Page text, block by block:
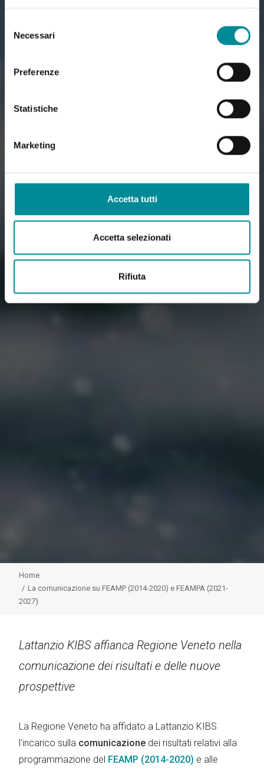
delNecessari
Preferenze
Statistiche
Marketing
Accetta tutti
Accetta selezionati
Rifiuta
Home
La comunicazione su FEAMP (2014-2020) e FEAMPA (2021-
2027)
Lattanzio KIBS affianca Regione Veneto nella
comunicazione dei risultati e delle nuove
prospettive
La Regione Veneto ha affidato a Lattanzio KIBS
l'incarico sulla comunicazione dei risultati relativi alla
programmazione del FEAMP (2014-2020) e alle